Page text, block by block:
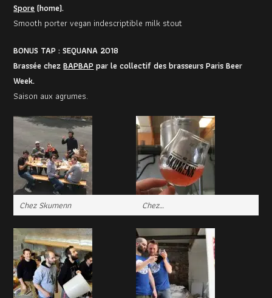
Spore (home).
Smooth porter vegan indescriptible milk stout
BONUS TAP : SEQUANA 2018
Brassée chezBAPBAP par le collectif des brasseurs Paris Beer
Week.
Saison aux agrumes.
Chez Skumenn Chez…